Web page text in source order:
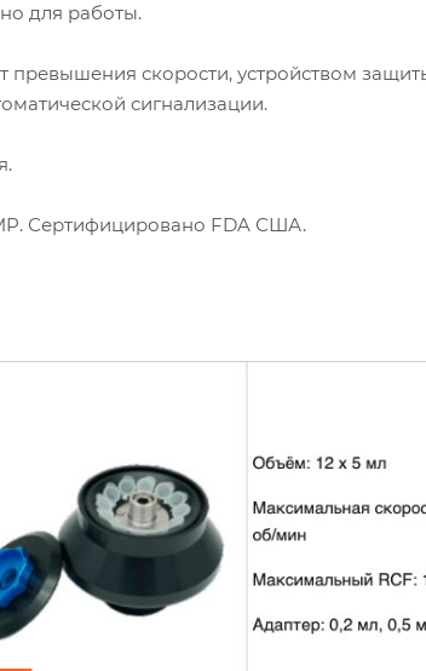
для работы.
превышения скорости, устройством
сигнализации.
Сертифицировано FDA США.